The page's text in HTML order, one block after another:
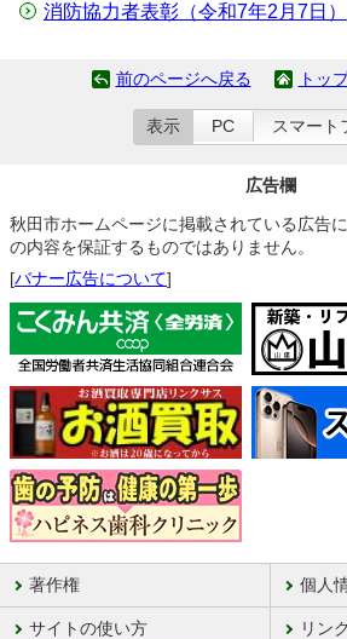
消防協力者表彰（令和7年2月7日）
前のページへ戻る トッ
表示 PC スマート
広告欄
秋田市ホームページに掲載されている広告
の内容を保証するものではありません。
[バナー広告について]
著作権 個人
サイトの使い方 リン